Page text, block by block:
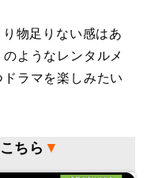
物足りない感はあ
ようなレンタルメ
ラマを楽しみたい
ちら ▼